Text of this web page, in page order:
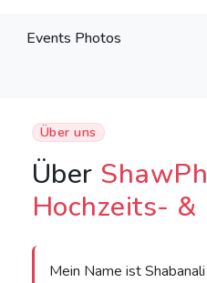
Events Photos
Über uns
Über
Hochzeits-
Mein Name ist